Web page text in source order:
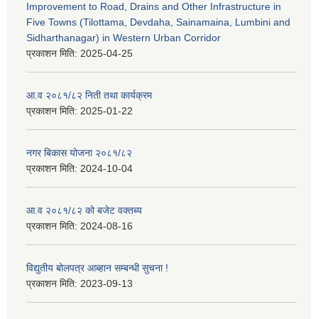
Improvement to Road, Drains and Other Infrastructure in
Five Towns (Tilottama, Devdaha, Sainamaina, Lumbini and
Sidharthanagar) in Western Urban Corridor
प्रकाशन मिति: 2025-04-25
आ.व २०८१/८२ निती तथा कार्यक्रम
प्रकाशन मिति: 2025-01-22
नगर बिकास योजना २०८१/८२
प्रकाशन मिति: 2024-10-04
आ.व २०८१/८२ को बजेट वक्तब्य
प्रकाशन मिति: 2024-08-16
विद्युतीय बोलपत्र आब्हान सम्बन्धी सुचना !
प्रकाशन मिति: 2023-09-13